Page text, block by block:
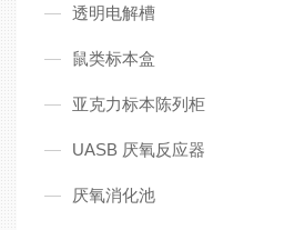
透明电解槽
鼠类标本盒
亚克力标本陈列柜
UASB 厌氧反应器
厌氧消化池